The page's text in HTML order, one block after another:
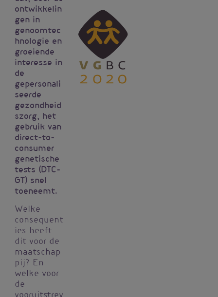
ontwikkelin
gen in
genoomtec
hnologie en
groeiende
interesse in
de
gepersonali
seerde
gezondheid
szorg, het
gebruik van
direct-to-
consumer
genetische
tests (DTC-
GT) snel
toeneemt.
Welke
consequent
ies heeft
dit voor de
maatschap
pij? En
welke voor
de
Vignet